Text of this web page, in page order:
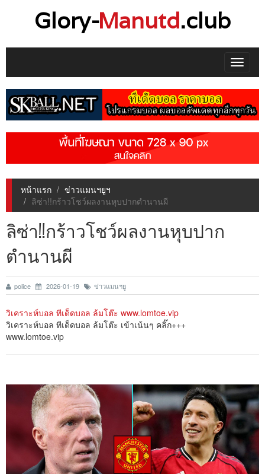
Glory-Manutd.club
Toggle
หน้าแรก
ข่าวแมนฯยูฯ
ลิซ่า!!กร้าวโชว์ผลงานหุบปากตำนานผี
ลิซ่า!!กร้าวโชว์ผลงานหุบปาก
ตำนานผี
police 2026-01-19 ข่าวแมนฯยู
วิเคราะห์บอล ทีเด็ดบอล ล้มโต๊ะ www.lomtoe.vip
วิเคราะห์บอล ทีเด็ดบอล ล้มโต๊ะ เข้าเน้นๆ คลิ๊ก+++
www.lomtoe.vip